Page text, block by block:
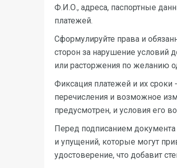
Ф.И.О., адреса, паспортные
платежей.
Сформулируйте права и
сторон за нарушение условий
или расторжения по желанию
Фиксация платежей и их сроки
перечисления и возможное
предусмотрен, и условия его
Перед подписанием
и упущений, которые могут
удостоверение, что добавит